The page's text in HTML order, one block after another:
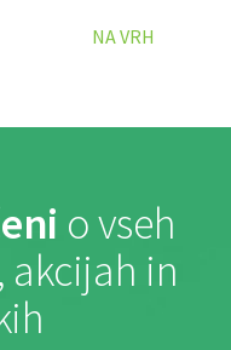
NA VRH
o vseh
akcijah in